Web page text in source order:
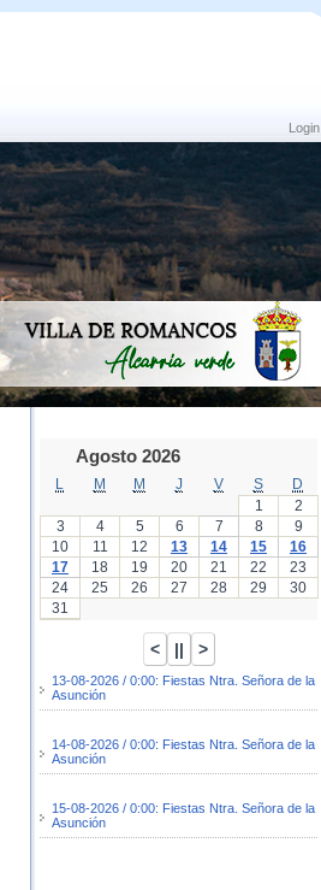
Login
Agosto 2026
M M J V S
D
1
2
3
4 5 6 7 8
9
10
11 12 13 14 15
16
17
18 19 20 21 22
23
24
25 26 27 28 29
30
31
13-08-2026 / 0:00: Fiestas Ntra. Señora de la
Asunción
14-08-2026 / 0:00: Fiestas Ntra. Señora de la
Asunción
15-08-2026 / 0:00: Fiestas Ntra. Señora de la
Asunción